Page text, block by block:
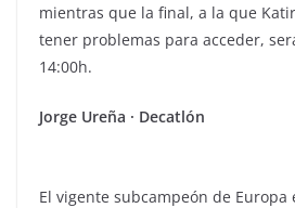
mientras que la final, a la que
tener problemas para acceder,
14:00h.
Jorge Ureña · Decatlón
El vigente subcampeón de